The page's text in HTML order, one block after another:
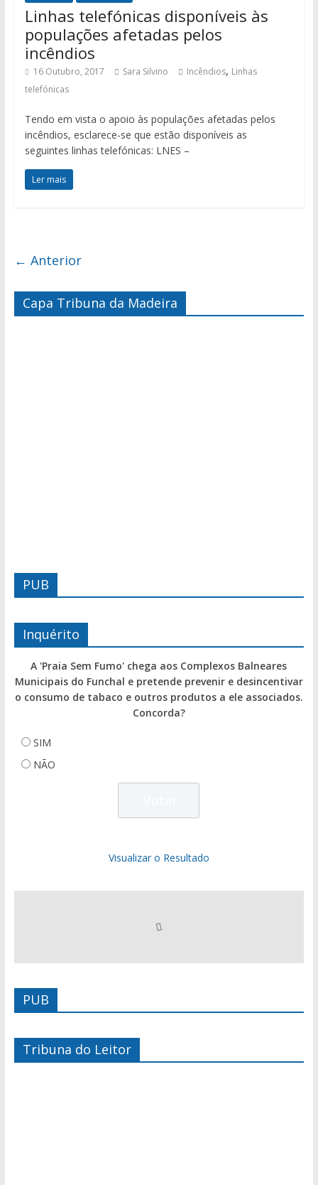
Linhas telefónicas disponíveis às
populações afetadas pelos
incêndios
16 Outubro, 2017 Sara Silvino Incêndios, Linhas
telefónicas
Tendo em vista o apoio às populações afetadas pelos
incêndios, esclarece-se que estão disponíveis as
seguintes linhas telefónicas: LNES –
Ler mais
← Anterior
Capa Tribuna da Madeira
PUB
Inquérito
A 'Praia Sem Fumo' chega aos Complexos Balneares
Municipais do Funchal e pretende prevenir e desincentivar
o consumo de tabaco e outros produtos a ele associados.
Concorda?
SIM
NÃO
Visualizar o Resultado
PUB
Tribuna do Leitor